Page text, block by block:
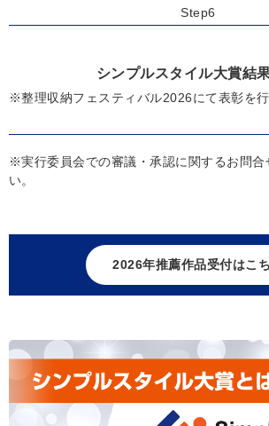
Step6
シンプルスタイル大賞結
※整理収納フェスティバル2026にて表彰を行
※実行委員会での審議・承認に関するお問合
い。
2026年推薦作品受付はこ